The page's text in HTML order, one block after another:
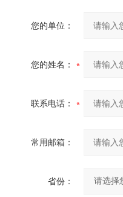
您的单位：
您的姓名：
联系电话：
常用邮箱：
省份：